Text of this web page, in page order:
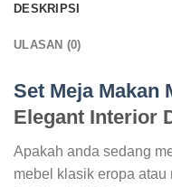
DESKRIPSI
ULASAN (0)
Set Meja Makan
Elegant Interior
Apakah anda sedang
mebel klasik eropa